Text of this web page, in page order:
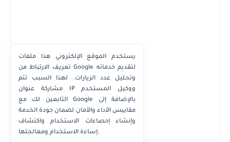
يستخدم الموقع الإلكتروني هذا ملفات
تعريف الارتباط من Google لتقديم خدماته
وتحليل عدد الزيارات. لهذا السبب تتم
مشاركة عنوان IP ووكيل المستخدم
التابعين لك مع Google بالإضافة إلى
مقاييس الأداء والأمان لضمان جودة الخدمة
وإنشاء إحصاءات الاستخدام واكتشاف
إساءة الاستخدام ومعالجتها.